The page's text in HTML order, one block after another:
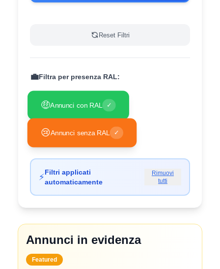
Reset Filtri
💼Filtra per presenza RAL:
🤑Annunci con RAL ✓
😢Annunci senza RAL ✓
⚡Filtri applicati
automaticamente
Rimuovi
tutti
Annunci in evidenza
Featured